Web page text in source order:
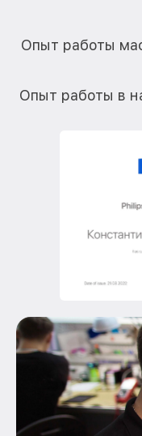
Опыт работы
Опыт работы в